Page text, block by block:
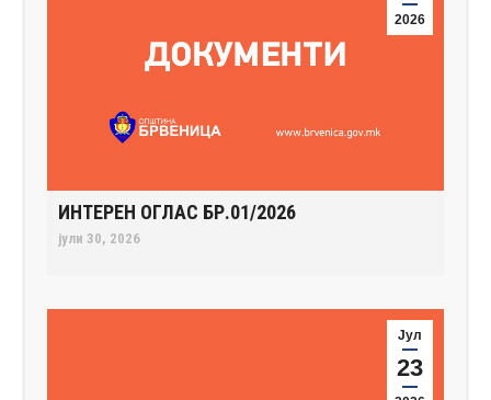
2026
ИНТЕРЕН ОГЛАС БР.01/2026
јули 30, 2026
Јул
23